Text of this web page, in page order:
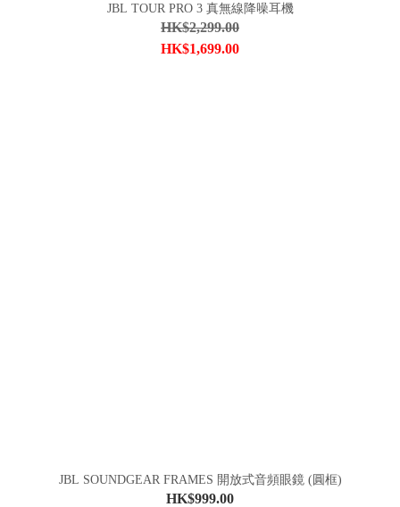
JBL TOUR PRO 3 真無線降噪耳機
HK$2,299.00
HK$1,699.00
JBL SOUNDGEAR FRAMES 開放式音頻眼鏡 (圓框)
HK$999.00